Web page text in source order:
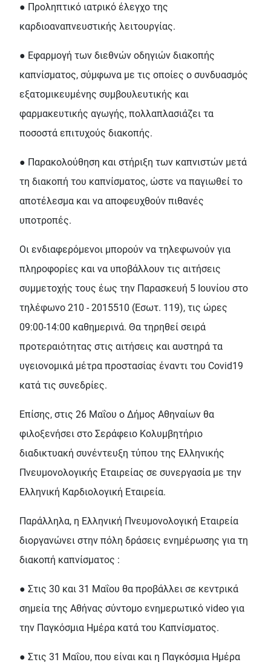
● Προληπτικό ιατρικό έλεγχο της
καρδιοαναπνευστικής λειτουργίας.
● Εφαρμογή των διεθνών οδηγιών διακοπής
καπνίσματος, σύμφωνα με τις οποίες ο συνδυασμός
εξατομικευμένης συμβουλευτικής και
φαρμακευτικής αγωγής, πολλαπλασιάζει τα
ποσοστά επιτυχούς διακοπής.
● Παρακολούθηση και στήριξη των καπνιστών μετά
τη διακοπή του καπνίσματος, ώστε να παγιωθεί το
αποτέλεσμα και να αποφευχθούν πιθανές
υποτροπές.
Οι ενδιαφερόμενοι μπορούν να τηλεφωνούν για
πληροφορίες και να υποβάλλουν τις αιτήσεις
συμμετοχής τους έως την Παρασκευή 5 Ιουνίου στο
τηλέφωνο 210 - 2015510 (Εσωτ. 119), τις ώρες
09:00-14:00 καθημερινά. Θα τηρηθεί σειρά
προτεραιότητας στις αιτήσεις και αυστηρά τα
υγειονομικά μέτρα προστασίας έναντι του Covid19
κατά τις συνεδρίες.
Επίσης, στις 26 Μαΐου ο Δήμος Αθηναίων θα
φιλοξενήσει στο Σεράφειο Κολυμβητήριο
διαδικτυακή συνέντευξη τύπου της Ελληνικής
Πνευμονολογικής Εταιρείας σε συνεργασία με την
Ελληνική Καρδιολογική Εταιρεία.
Παράλληλα, η Ελληνική Πνευμονολογική Εταιρεία
διοργανώνει στην πόλη δράσεις ενημέρωσης για τη
διακοπή καπνίσματος :
● Στις 30 και 31 Μαΐου θα προβάλλει σε κεντρικά
σημεία της Αθήνας σύντομο ενημερωτικό video για
την Παγκόσμια Ημέρα κατά του Καπνίσματος.
● Στις 31 Μαΐου, που είναι και η Παγκόσμια Ημέρα